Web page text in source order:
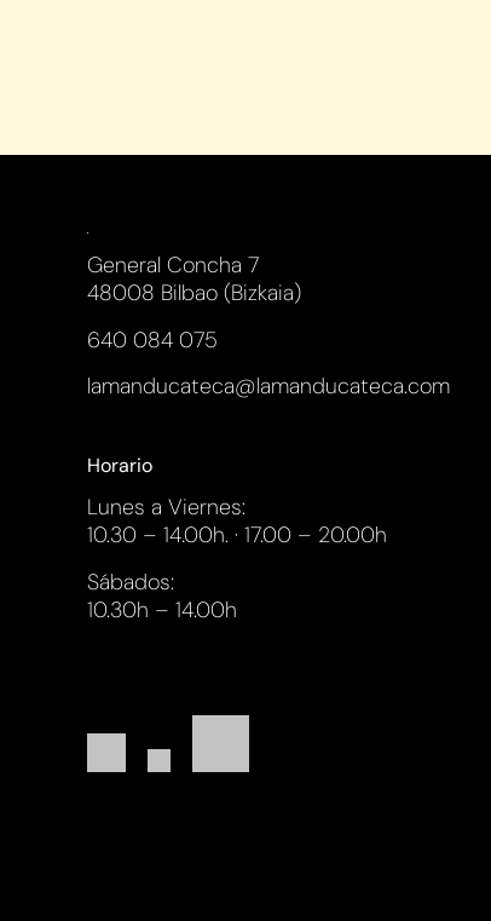
General Concha 7
48008 Bilbao (Bizkaia)
640 084 075
lamanducateca@lamanducateca.com
Horario
Lunes a Viernes:
10.30 – 14.00h. · 17.00 – 20.00h
Sábados:
10.30h – 14.00h